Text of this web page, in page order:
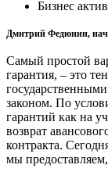
Бизнес
Дмитрий Федюнин,
Самый простой
гарантия, – это
законом. По
гарантий как на
возврат
контракта.
мы